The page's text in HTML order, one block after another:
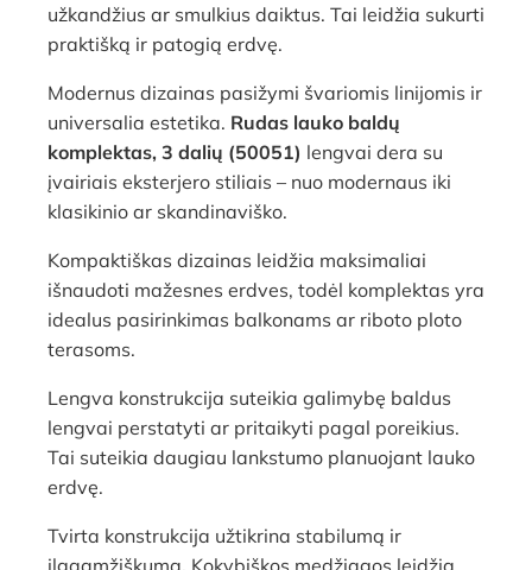
užkandžius ar smulkius daiktus. Tai leidžia sukurti
praktišką ir patogią erdvę.
Modernus dizainas pasižymi švariomis linijomis ir
universalia estetika. Rudas lauko baldų
komplektas, 3 dalių (50051) lengvai dera su
įvairiais eksterjero stiliais – nuo modernaus iki
klasikinio ar skandinaviško.
Kompaktiškas dizainas leidžia maksimaliai
išnaudoti mažesnes erdves, todėl komplektas yra
idealus pasirinkimas balkonams ar riboto ploto
terasoms.
Lengva konstrukcija suteikia galimybę baldus
lengvai perstatyti ar pritaikyti pagal poreikius.
Tai suteikia daugiau lankstumo planuojant lauko
erdvę.
Tvirta konstrukcija užtikrina stabilumą ir
ilgaamžiškumą. Kokybiškos medžiagos leidžia